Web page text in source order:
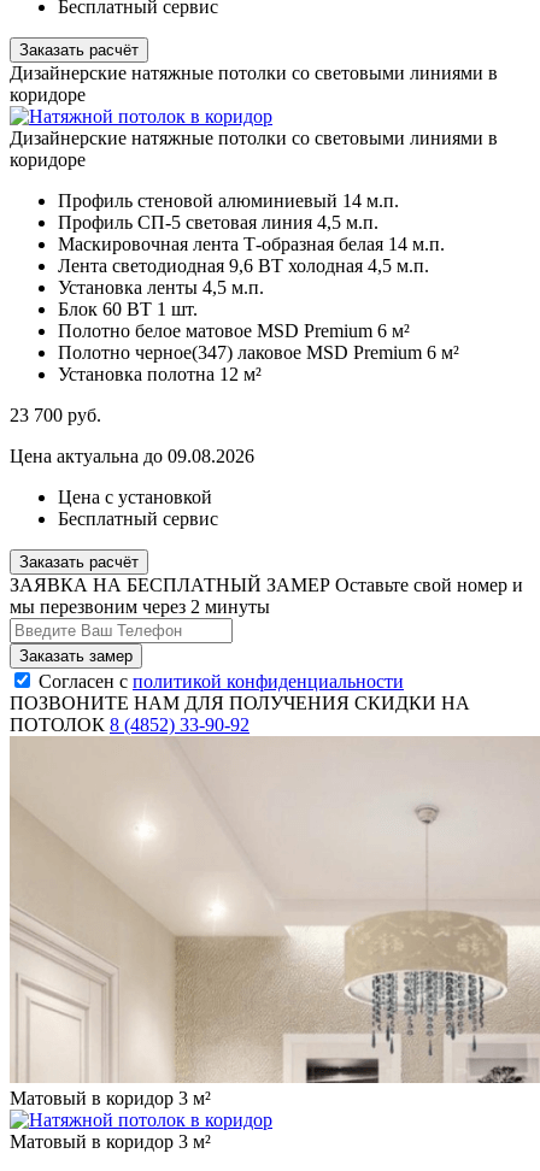
Бесплатный сервис
Заказать расчёт
Дизайнерские натяжные потолки со световыми линиями в
коридоре
Дизайнерские натяжные потолки со световыми линиями в
коридоре
Профиль стеновой алюминиевый 14 м.п.
Профиль СП-5 световая линия 4,5 м.п.
Маскировочная лента Т-образная белая 14 м.п.
Лента светодиодная 9,6 ВТ холодная 4,5 м.п.
Установка ленты 4,5 м.п.
Блок 60 ВТ 1 шт.
Полотно белое матовое MSD Premium 6 м²
Полотно черное(347) лаковое MSD Premium 6 м²
Установка полотна 12 м²
23 700 руб.
Цена актуальна до 09.08.2026
Цена с установкой
Бесплатный сервис
Заказать расчёт
ЗАЯВКА НА БЕСПЛАТНЫЙ ЗАМЕР Оставьте свой номер и
мы перезвоним через 2 минуты
Согласен с политикой конфиденциальности
ПОЗВОНИТЕ НАМ ДЛЯ ПОЛУЧЕНИЯ СКИДКИ НА
ПОТОЛОК 8 (4852) 33-90-92
Матовый в коридор 3 м²
Матовый в коридор 3 м²